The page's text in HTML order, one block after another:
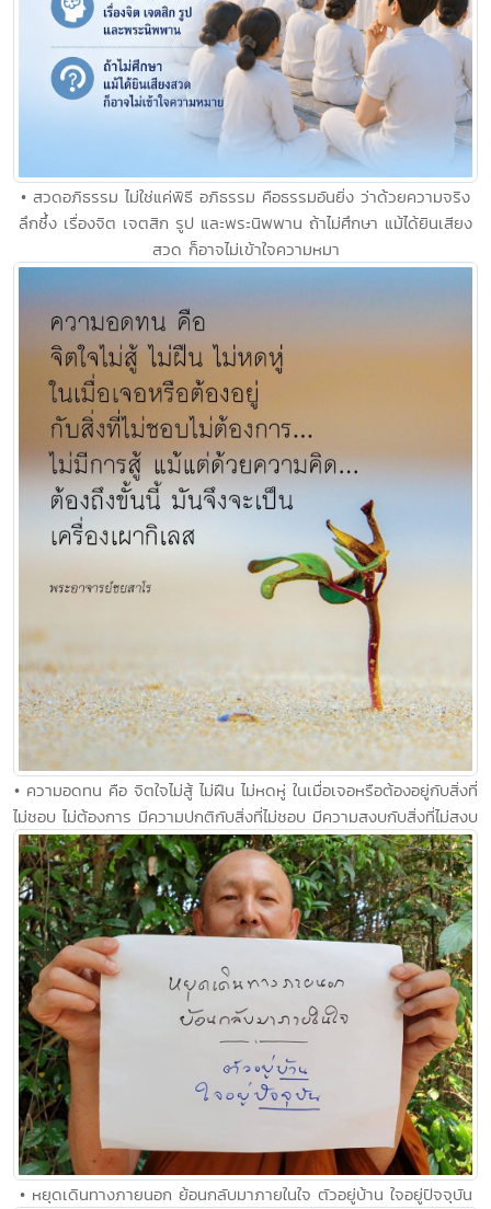
• สวดอภิธรรม ไม่ใช่แค่พิธี อภิธรรม คือธรรมอันยิ่ง ว่าด้วยความจริง
ลึกซึ้ง เรื่องจิต เจตสิก รูป และพระนิพพาน ถ้าไม่ศึกษา แม้ได้ยินเสียง
สวด ก็อาจไม่เข้าใจความหมา
• ความอดทน คือ จิตใจไม่สู้ ไม่ฝืน ไม่หดหู่ ในเมื่อเจอหรือต้องอยู่กับสิ่งที่
ไม่ชอบ ไม่ต้องการ มีความปกติกับสิ่งที่ไม่ชอบ มีความสงบกับสิ่งที่ไม่สงบ
• หยุดเดินทางภายนอก ย้อนกลับมาภายในใจ ตัวอยู่บ้าน ใจอยู่ปัจจุบัน